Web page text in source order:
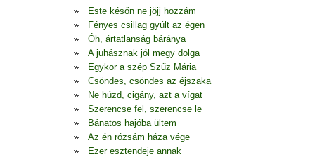
Este későn ne jöjj hozzám
Fényes csillag gyúlt az égen
Óh, ártatlanság báránya
A juhásznak jól megy dolga
Egykor a szép Szűz Mária
Csöndes, csöndes az éjszaka
Ne húzd, cigány, azt a vígat
Szerencse fel, szerencse le
Bánatos hajóba ültem
Az én rózsám háza vége
Ezer esztendeje annak